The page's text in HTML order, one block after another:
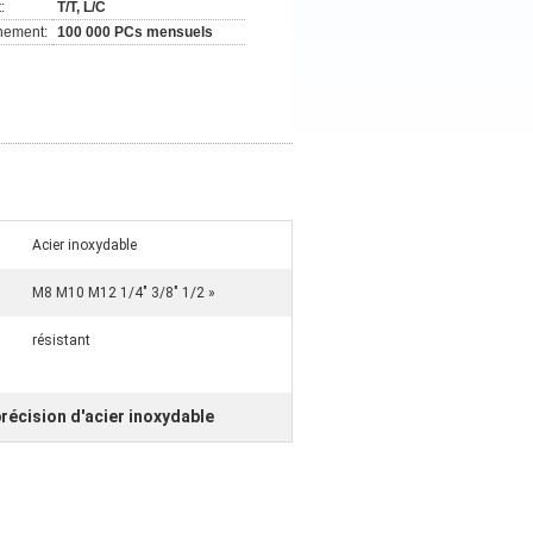
T/T, L/C
100 000 PCs mensuels
Acier inoxydable
M8 M10 M12 1/4" 3/8" 1/2 »
résistant
d'acier inoxydable